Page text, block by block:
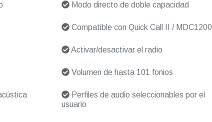
Modo directo de doble capacidad
Compatible con Quick Call II / MDC1200
Activar/desactivar el radio
Volumen de hasta 101 fonios
Perfiles de audio seleccionables por el
usuario